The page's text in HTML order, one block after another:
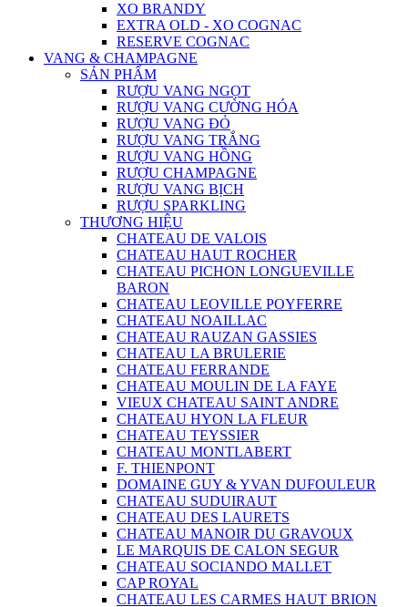
XO BRANDY
EXTRA OLD - XO COGNAC
RESERVE COGNAC
VANG & CHAMPAGNE
SẢN PHẨM
RƯỢU VANG NGỌT
RƯỢU VANG CƯỜNG HÓA
RƯỢU VANG ĐỎ
RƯỢU VANG TRẮNG
RƯỢU VANG HỒNG
RƯỢU CHAMPAGNE
RƯỢU VANG BỊCH
RƯỢU SPARKLING
THƯƠNG HIỆU
CHATEAU DE VALOIS
CHATEAU HAUT ROCHER
CHATEAU PICHON LONGUEVILLE
BARON
CHATEAU LEOVILLE POYFERRE
CHATEAU NOAILLAC
CHATEAU RAUZAN GASSIES
CHATEAU LA BRULERIE
CHATEAU FERRANDE
CHATEAU MOULIN DE LA FAYE
VIEUX CHATEAU SAINT ANDRE
CHATEAU HYON LA FLEUR
CHATEAU TEYSSIER
CHATEAU MONTLABERT
F. THIENPONT
DOMAINE GUY & YVAN DUFOULEUR
CHATEAU SUDUIRAUT
CHATEAU DES LAURETS
CHATEAU MANOIR DU GRAVOUX
LE MARQUIS DE CALON SEGUR
CHATEAU SOCIANDO MALLET
CAP ROYAL
CHATEAU LES CARMES HAUT BRION